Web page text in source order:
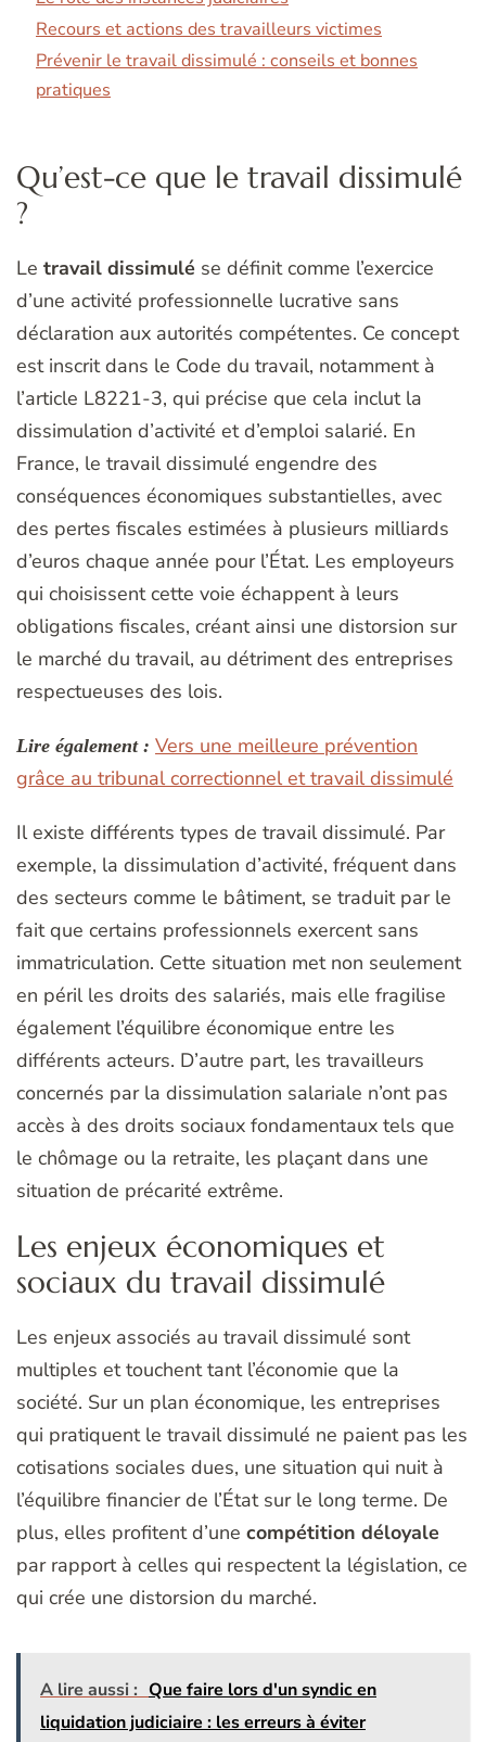
Recours et actions des travailleurs victimes
Prévenir le travail dissimulé : conseils et bonnes
pratiques
Qu’est-ce que le travail dissimulé
?
Le travail dissimulé se définit comme l’exercice
d’une activité professionnelle lucrative sans
déclaration aux autorités compétentes. Ce concept
est inscrit dans le Code du travail, notamment à
l’article L8221-3, qui précise que cela inclut la
dissimulation d’activité et d’emploi salarié. En
France, le travail dissimulé engendre des
conséquences économiques substantielles, avec
des pertes fiscales estimées à plusieurs milliards
d’euros chaque année pour l’État. Les employeurs
qui choisissent cette voie échappent à leurs
obligations fiscales, créant ainsi une distorsion sur
le marché du travail, au détriment des entreprises
respectueuses des lois.
Lire également : Vers une meilleure prévention
grâce au tribunal correctionnel et travail dissimulé
Il existe différents types de travail dissimulé. Par
exemple, la dissimulation d’activité, fréquent dans
des secteurs comme le bâtiment, se traduit par le
fait que certains professionnels exercent sans
immatriculation. Cette situation met non seulement
en péril les droits des salariés, mais elle fragilise
également l’équilibre économique entre les
différents acteurs. D’autre part, les travailleurs
concernés par la dissimulation salariale n’ont pas
accès à des droits sociaux fondamentaux tels que
le chômage ou la retraite, les plaçant dans une
situation de précarité extrême.
Les enjeux économiques et
sociaux du travail dissimulé
Les enjeux associés au travail dissimulé sont
multiples et touchent tant l’économie que la
société. Sur un plan économique, les entreprises
qui pratiquent le travail dissimulé ne paient pas les
cotisations sociales dues, une situation qui nuit à
l’équilibre financier de l’État sur le long terme. De
plus, elles profitent d’une compétition déloyale
par rapport à celles qui respectent la législation, ce
qui crée une distorsion du marché.
A lire aussi : Que faire lors d'un syndic en
liquidation judiciaire : les erreurs à éviter